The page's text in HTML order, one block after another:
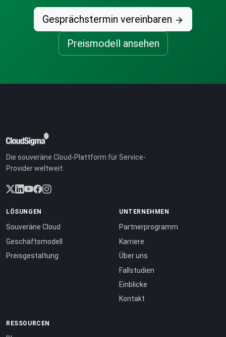
Gesprächstermin vereinbaren
Preismodell ansehen
Die souveräne Cloud-Plattform für Service-
Provider weltweit.
LÖSUNGEN
Souveräne Cloud
Geschäftsmodell
Preisgestaltung
UNTERNEHMEN
Partnerprogramm
Karriere
Über uns
Fallstudien
Einblicke
Kontakt
RESSOURCEN